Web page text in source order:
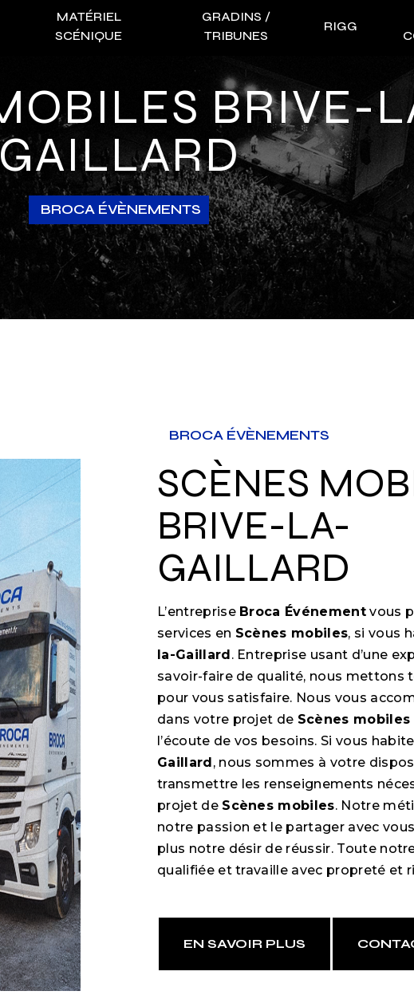
MATÉRIEL
SCÉNIQUE
GRADINS /
TRIBUNES
RIGG
BROCA ÉVÈNEMENTS
BROCA ÉVÈNEMENTS
SCÈNES MOBILES À
BRIVE-LA-
GAILLARD
L’entreprise Broca Événementvous
services en Scènes mobiles, si vous
la-Gaillard. Entreprise usant d’une
savoir-faire de qualité, nous mettons
pour vous satisfaire. Nous vous
dans votre projet de Scènes mobiles
l’écoute de vos besoins. Si vous
Gaillard, nous sommes à votre
transmettre les renseignements
projet de Scènes mobiles. Notre
notre passion et le partager avec
plus notre désir de réussir. Toute
qualifiée et travaille avec propreté et
EN SAVOIR PLUS